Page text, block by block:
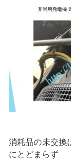
消耗品の未交換
にとどまらず